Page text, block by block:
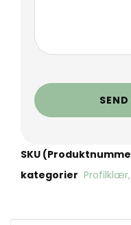
SKU
kategorier Profilklær,